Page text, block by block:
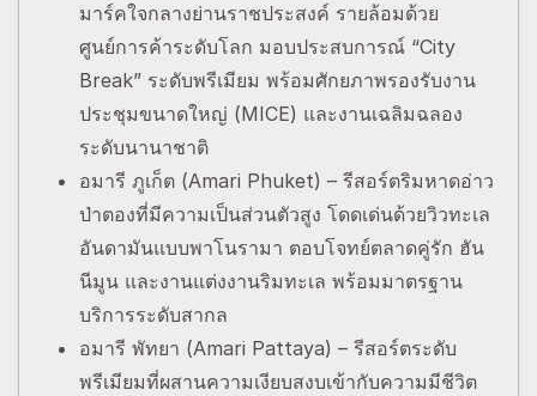
มาร์คใจกลางย่านราชประสงค์ รายล้อมด้วย
ศูนย์การค้าระดับโลก มอบประสบการณ์ “City
Break” ระดับพรีเมียม พร้อมศักยภาพรองรับงาน
ประชุมขนาดใหญ่ (MICE) และงานเฉลิมฉลอง
ระดับนานาชาติ
อมารี ภูเก็ต (Amari Phuket) – รีสอร์ตริมหาดอ่าว
ป่าตองที่มีความเป็นส่วนตัวสูง โดดเด่นด้วยวิวทะเล
อันดามันแบบพาโนรามา ตอบโจทย์ตลาดคู่รัก ฮัน
นีมูน และงานแต่งงานริมทะเล พร้อมมาตรฐาน
บริการระดับสากล
อมารี พัทยา (Amari Pattaya) – รีสอร์ตระดับ
พรีเมียมที่ผสานความเงียบสงบเข้ากับความมีชีวิต